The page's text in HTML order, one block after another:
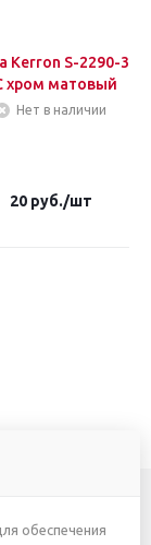
Kerron S-2290-32
SC хром матовый
Нет в наличии
20руб./шт
обеспечения